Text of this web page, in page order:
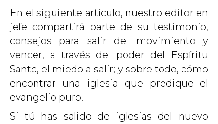
En el siguiente artículo, nuestro editor en
jefe compartirá parte de su testimonio,
consejos para salir del movimiento y
vencer, a través del poder del Espíritu
Santo, el miedo a salir; y sobre todo, cómo
encontrar una iglesia que predique el
evangelio puro.
Si tú has salido de iglesias del nuevo